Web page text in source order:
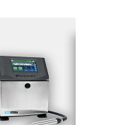
vođena
PANEL-OM